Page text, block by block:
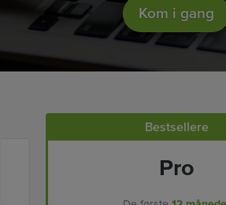
Kom i gang
Bestsellere
Pro